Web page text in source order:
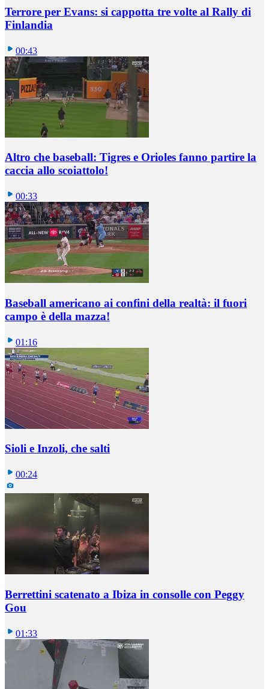
Terrore per Evans: si cappotta tre volte al Rally di
Finlandia
00:43
Altro che baseball: Tigres e Orioles fanno partire la
caccia allo scoiattolo!
00:33
Baseball americano ai confini della realtà: il fuori
campo è della mazza!
01:16
Sioli e Inzoli, che salti
00:24
Berrettini scatenato a Ibiza in consolle con Peggy
Gou
01:33